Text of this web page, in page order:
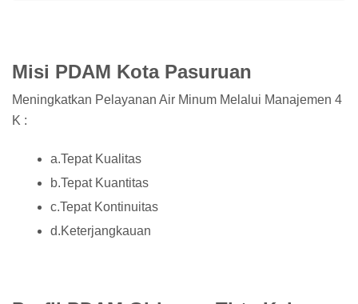
Misi PDAM Kota Pasuruan
Meningkatkan Pelayanan Air Minum Melalui Manajemen 4
K :
a.Tepat Kualitas
b.Tepat Kuantitas
c.Tepat Kontinuitas
d.Keterjangkauan